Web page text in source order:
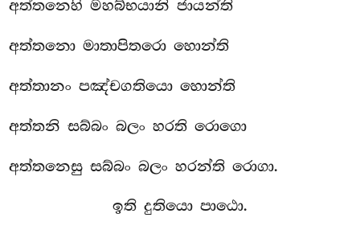
අත්තනෙහි මහබ්භයානි ජායන්ති
අත්තනො මාතාපිතරො හොන්ති
අත්තානං පඤ්චගතියො හොන්ති
අත්තනි සබ්බං බලං හරති රොගො
අත්තනෙසු සබ්බං බලං හරන්ති රොගා.
ඉති දුතියො පාඨො.